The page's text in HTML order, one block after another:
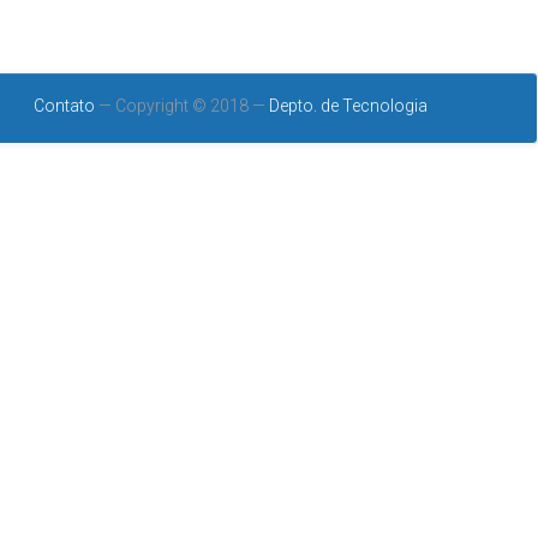
Contato — Copyright © 2018 — Depto. de Tecnologia